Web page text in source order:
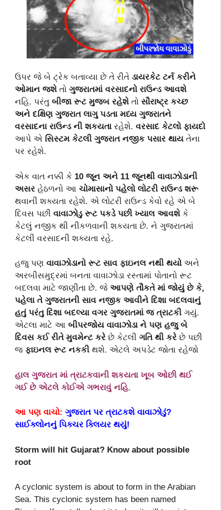
ઉપર જે બે ટ્રેક બતાવ્યા છે તે રીતે ડાયરકેટ ટર્ન કરીને
ઓમાન જશે તો ગુજરાતમાં વરસાદનો રાઉન્ડ આવશે
નહિ. પરંતુ બીજા રૂટ મુજબ રહેશે તો સૌરાષ્ટ્ર કચ્છ
અને દક્ષિણ ગુજરાત લાગુ પડતા મધ્ય ગુજરાતને
વરસાદના રાઉન્ડ ની શકયતા રહેશે. વરસાદ કેટલો ફાયદો
આપે એ સિસ્ટમ કેટલી ગુજરાત નજીક પસાર થાય તેના
પર રહેશે.
એક વાત નક્કી કે 10 જૂન અને 11 જૂનથી વાવાઝોડાની
અસર હેઠળનો આ ચોમાસાનો પહેલો લોટરી રાઉન્ડ શરૂ
થવાની શક્યતા રહેશે. એ લોટરી રાઉન્ડ કેવો રહે એ બે
દિવસ પછી વાવાઝોડુ રૂટ પકડે પછી ખ્યાલ આવશે કે
કેટલું નજીક થી નીકળવાની શકયતા છે. ને ગુજરાતમાં
કેટલી વરસાદની શક્યતા રહે.
હજુ પણ વાવાઝોડાનો રૂટ સાવ ફાઇનલ નથી થયોઅને
અરબીસમુદ્રમાં બનતા વાવાઝોડા રસ્તામાં પોતાનો રૂટ
બદલવા માટે જાણીતા છે. જે આપણે તૌકતે માં જોયું છે કે,
પહેલા તે ગુજરાતની સાવ નજીક આવીને દિશા બદલવાનું
હતું પરંતુ દિશા બદલ્યા વગર ગુજરાતમાં જ ત્રાટકી ગયું.
એટલા માટે આ બીપરજોય વાવાઝોડા ને પણ હજુ બે
દિવસ કઈ રીતે મુવમેન્ટ કરે છે કેટલી ગતિ થી કરે છે પછી
જ ફાઇનલ રૂટ નકકી થશે. એટલે અપડેટ જોતા રહેજો
હાલ ગુજરાત માં ત્રાટકવાની શકયતા ખૂબ ઓછી થઈ
ગઈ છે એટલે કોઈએ ગભરાવું નહિ.
આ પણ વાચો: ગુજરાત પર ત્રાટકશે વાવાઝોડું?
સાઈક્લોનનું પિક્ચર ક્લિયર થયું!
Storm will hit Gujarat? Know about possible
root
A cyclonic system is about to form in the Arabian
Sea. This cyclonic system has been named